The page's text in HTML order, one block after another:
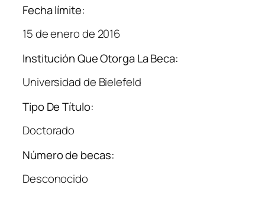
Fecha límite:
15 de enero de 2016
Institución Que Otorga La Beca:
Universidad de Bielefeld
Tipo De Título:
Doctorado
Número de becas:
Desconocido